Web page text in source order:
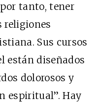
tanto, tener
religiones
Sus cursos
están diseñados
dolorosos y
espiritual”. Hay